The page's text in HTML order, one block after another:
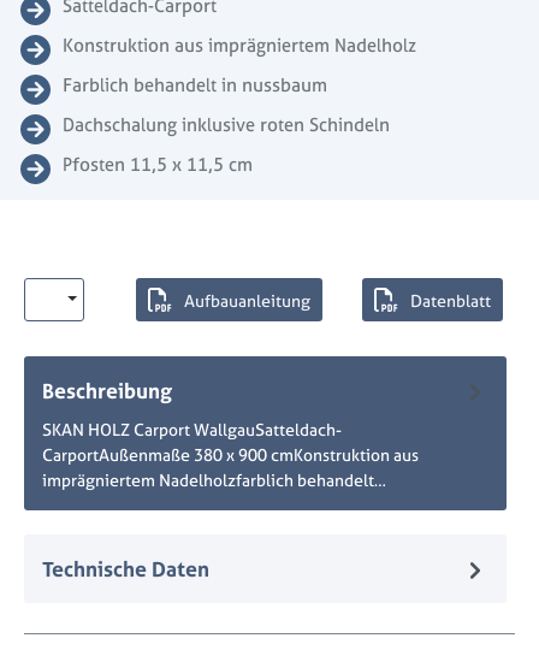
Satteldach-Carport
Konstruktion aus imprägniertem Nadelholz
Farblich behandelt in nussbaum
Dachschalung inklusive roten Schindeln
Pfosten 11,5 x 11,5 cm
Beschreibung
SKAN HOLZ Carport WallgauSatteldach-
CarportAußenmaße 380 x 900 cmKonstruktion aus
imprägniertem Nadelholzfarblich behandelt…
Technische Daten
Aufbauanleitung Datenblatt